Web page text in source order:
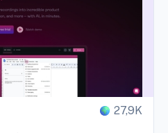
27,9K